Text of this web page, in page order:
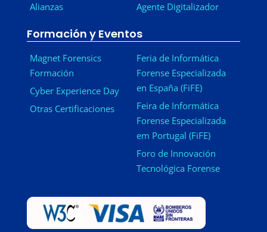
Alianzas
Agente Digitalizador
Formación y Eventos
Magnet Forensics
Formación
Cyber Experience Day
Otras Certificaciones
Feria de Informática
Forense Especializada
en España (FiFE)
Feira de Informática
Forense Especializada
em Portugal (FiFE)
Foro de Innovación
Tecnológica Forense